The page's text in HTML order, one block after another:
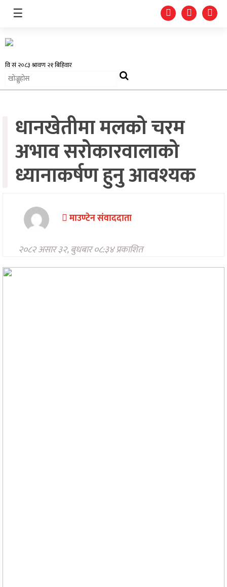
समाचार
प्रदेश
राजनीति
अर्थतन्त्र
अन्तर्राष्ट्रिय
अन्तरवार्ता/
विचार
☰
धानखेतीमा मलको चरम
अभाव सरोकारवालाको
ध्यानाकर्षण हुनु आवश्यक
माउण्टेन संवाददाता
२०८२ असार ३२, बुधबार ०८:३४ प्रकाशित